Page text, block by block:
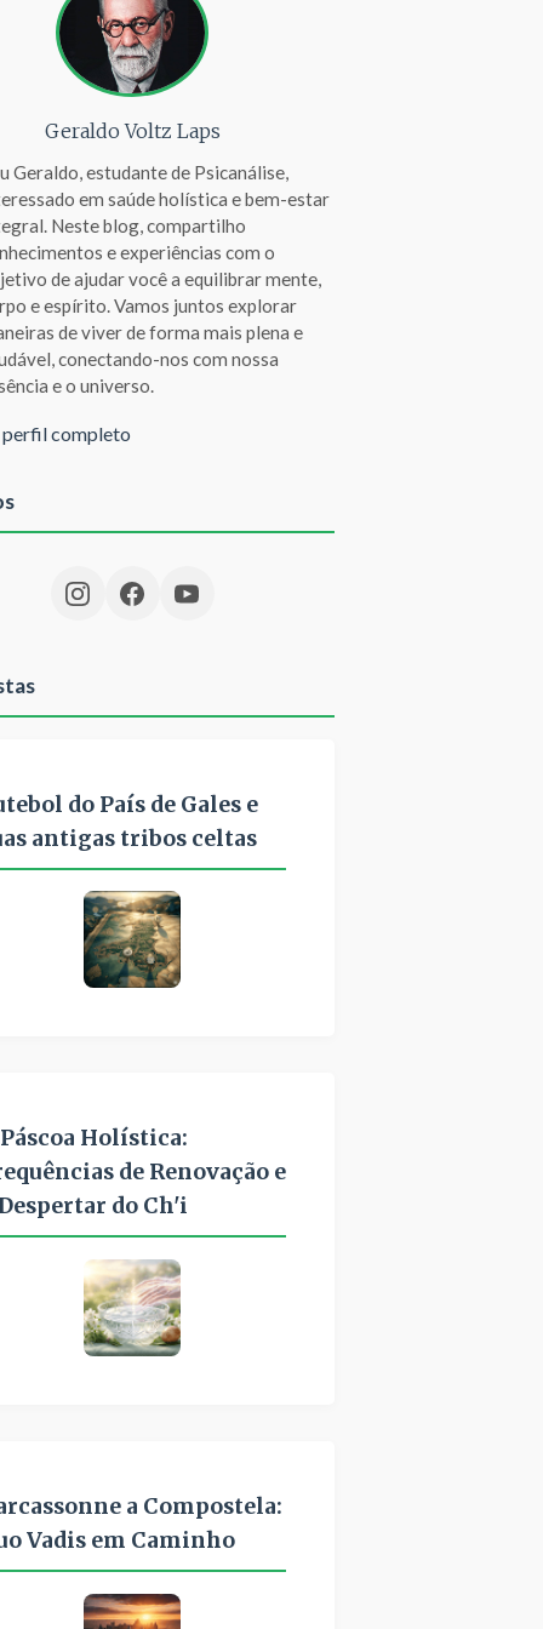
Geraldo Voltz Laps
Geraldo, estudante de Psicanálise,
em saúde holística e bem-estar
Neste blog, compartilho
e experiências com o
de ajudar você a equilibrar mente,
e espírito. Vamos juntos explorar
de viver de forma mais plena e
conectando-nos com nossa
e o universo.
perfil completo
do País de Gales e
antigas tribos celtas
Holística:
de Renovação e
do Ch'i
a Compostela:
Vadis em Caminho